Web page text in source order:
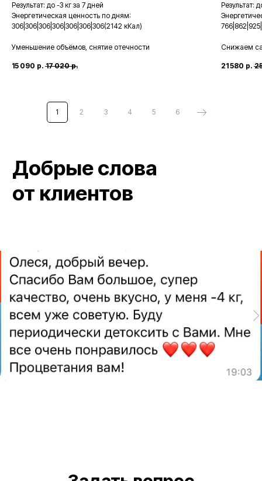
Результат: до -3 кг за 7 дней
Энергетическая ценность по дням:
306|306|306|306|306|306|306(2142 кКал)
Уменьшение объёмов, снятие отечности
15 090 р. 17 020 р.
Результат:
Снижаем
21 580 р.
1 2 3 4 5 6
Детокс соки, смузи
и программы питания
2025 FoodSPA. Все права защищены
Договор публичной оферты
ИП Мараховская Наталья Васильевна
ИНН 291202987585 / ОГРН 310291832200048
Контакты